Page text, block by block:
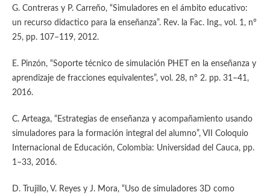
G. Contreras y P. Carreño, “Simuladores en el ámbito educativo:
un recurso didactico para la enseñanza”. Rev. la Fac. Ing., vol. 1, n°
25, pp. 107–119, 2012.
E. Pinzón, “Soporte técnico de simulación PHET en la enseñanza y
aprendizaje de fracciones equivalentes”, vol. 28, n° 2. pp. 31–41,
2016.
C. Arteaga, “Estrategias de enseñanza y acompañamiento usando
simuladores para la formación integral del alumno”, VII Coloquio
Internacional de Educación, Colombia: Universidad del Cauca, pp.
1–33, 2016.
D. Trujillo, V. Reyes y J. Mora, “Uso de simuladores 3D como